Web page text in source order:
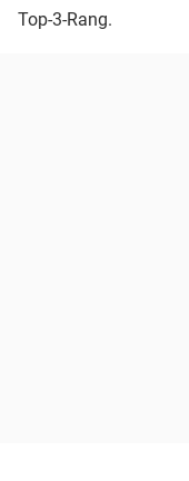
Top-3-Rang.